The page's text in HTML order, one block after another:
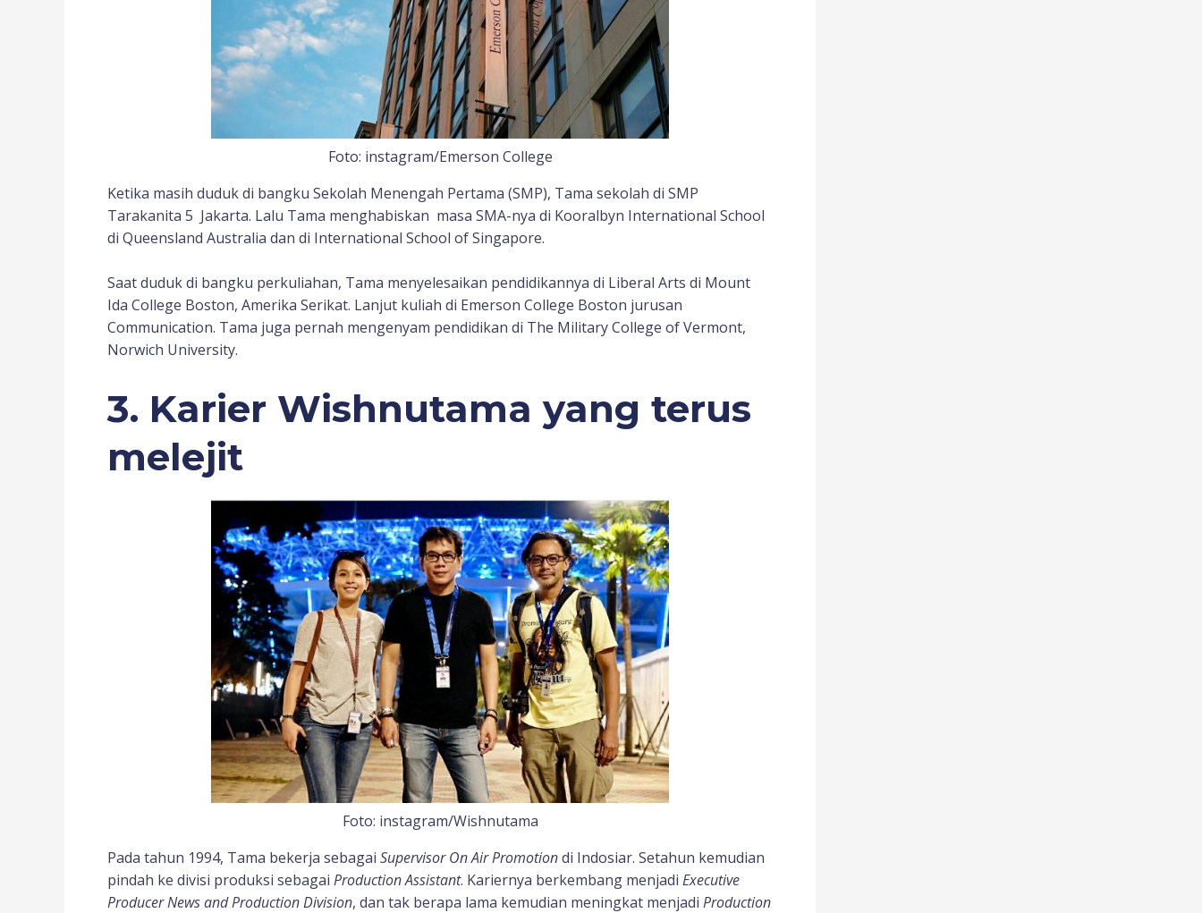
Foto: instagram/Emerson College
Ketika masih duduk di bangku Sekolah Menengah Pertama (SMP), Tama sekolah di SMP
Tarakanita 5 Jakarta. Lalu Tama menghabiskan masa SMA-nya di Kooralbyn International School
di Queensland Australia dan di International School of Singapore.
Saat duduk di bangku perkuliahan, Tama menyelesaikan pendidikannya di Liberal Arts di Mount
Ida College Boston, Amerika Serikat. Lanjut kuliah di Emerson College Boston jurusan
Communication. Tama juga pernah mengenyam pendidikan di The Military College of Vermont,
Norwich University.
3. Karier Wishnutama yang terus
melejit
Foto: instagram/Wishnutama
Pada tahun 1994, Tama bekerja sebagai Supervisor On Air Promotiondi Indosiar. Setahun kemudian
pindah ke divisi produksi sebagai Production Assistant. Kariernya berkembang menjadi Executive
Producer News and Production Division, dan tak berapa lama kemudian meningkat menjadi Production